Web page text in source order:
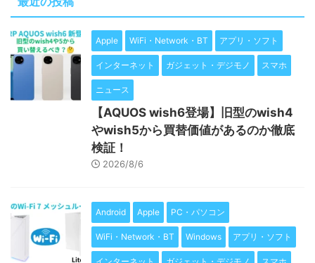
Apple WiFi・Network・BT アプリ・ソフト
インターネット ガジェット・デジモノ スマホ
ニュース
【AQUOS wish6登場】旧型のwish4
やwish5から買替価値があるのか徹底
検証！
2026/8/6
Android Apple PC・パソコン
WiFi・Network・BT Windows アプリ・ソフト